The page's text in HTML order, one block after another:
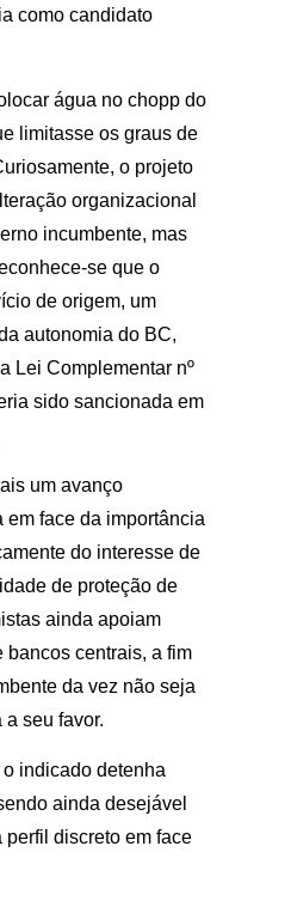
como candidato
água no chopp do
limitasse os graus de
o projeto
organizacional
incumbente, mas
se que o
de origem, um
autonomia do BC,
Lei Complementar nº
sido sancionada em
um avanço
face da importância
do interesse de
de proteção de
ainda apoiam
bancos centrais, a fim
da vez não seja
seu favor.
indicado detenha
ainda desejável
perfil discreto em face